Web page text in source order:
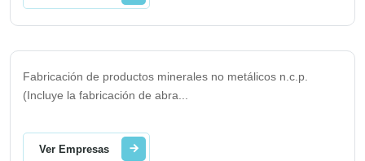
Fabricación de productos minerales no metálicos n.c.p.
(Incluye la fabricación de abra
Ver Empresas